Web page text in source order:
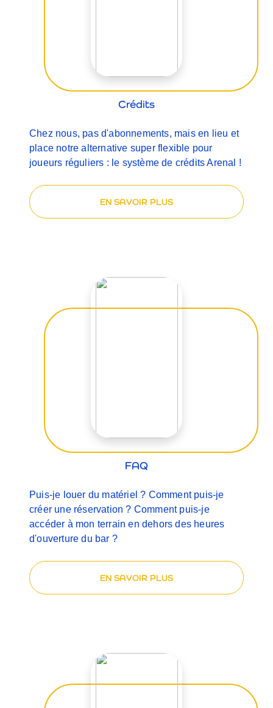
Crédits
Chez nous, pas d'abonnements, mais en lieu et
place notre alternative super flexible pour
joueurs réguliers : le système de crédits Arenal !
EN SAVOIR PLUS
FAQ
Puis-je louer du matériel ? Comment puis-je
créer une réservation ? Comment puis-je
accéder à mon terrain en dehors des heures
d'ouverture du bar ?
EN SAVOIR PLUS